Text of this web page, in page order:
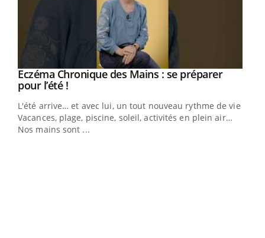
Youtube
Eczéma Chronique des Mains : se préparer
pour l’été !Youtube
L'été arrive… et avec lui, un tout nouveau rythme de vie !
Vacances, plage, piscine, soleil, activités en plein air…
Nos mains sont ...